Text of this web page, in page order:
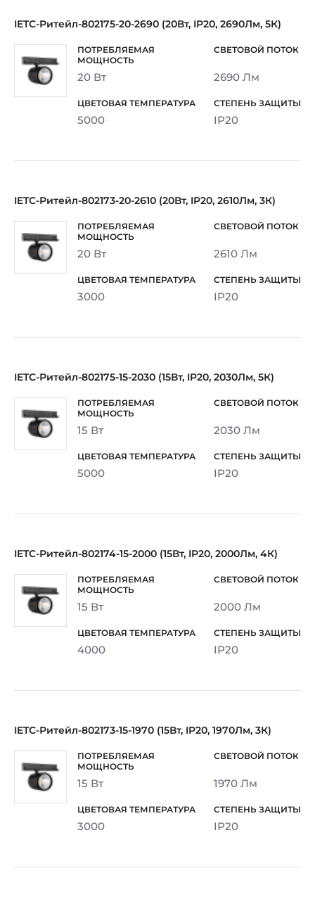
IETC-Ритейл-802175-20-2690 (20Вт, IP20, 2690Лм, 5К)
20 Вт 2690 Лм
5000 IP20
IETC-Ритейл-802173-20-2610 (20Вт, IP20, 2610Лм, 3К)
20 Вт 2610 Лм
3000 IP20
IETC-Ритейл-802175-15-2030 (15Вт, IP20, 2030Лм, 5К)
15 Вт 2030 Лм
5000 IP20
IETC-Ритейл-802174-15-2000 (15Вт, IP20, 2000Лм, 4К)
15 Вт 2000 Лм
4000 IP20
IETC-Ритейл-802173-15-1970 (15Вт, IP20, 1970Лм, 3К)
15 Вт 1970 Лм
3000 IP20